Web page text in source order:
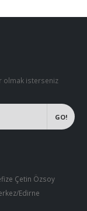
olmak isterseniz
Çetin Özsoy
Edirne